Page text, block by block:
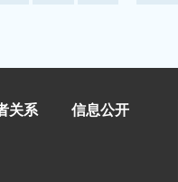
关系 信息公开